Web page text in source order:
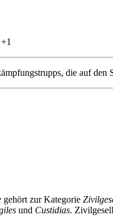
+1
die auf den
gehört zur Kategorie
und Custidias.